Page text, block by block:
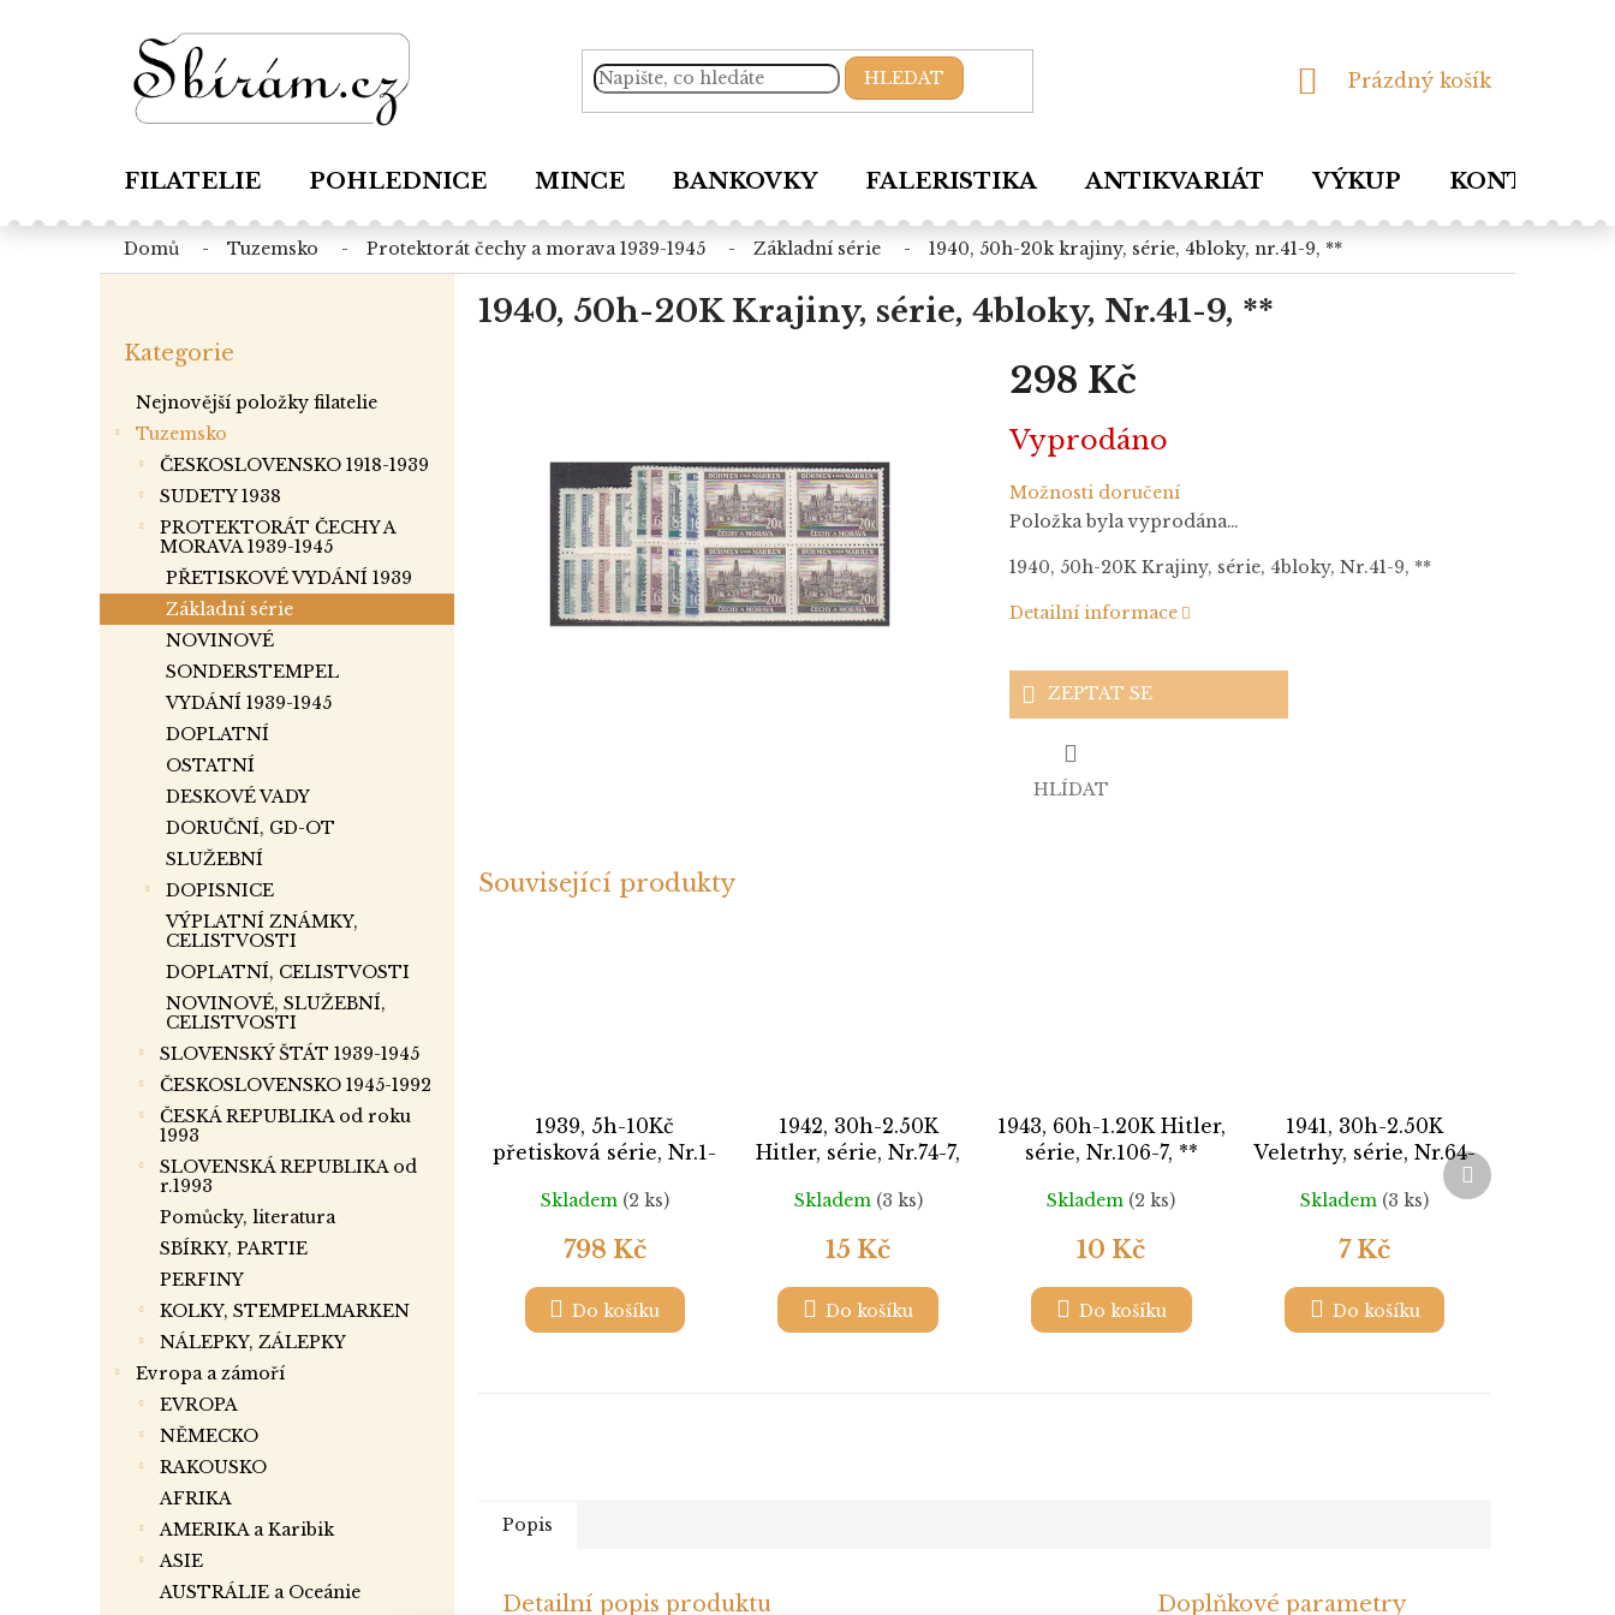
HLEDAT
NÁKUPNÍ
Prázdný košík
FILATELIE POHLEDNICE MINCE BANKOVKY FALERISTIKA ANTIKVARIÁT VÝKUP KONTAKTY
domů tuzemsko protektorát čechy a morava 1939-1945 základní série 1940, 50h-20k krajiny, série, 4bloky, nr.41-9, **
e
l
kategorie
Kategorie
Nejnovější položky filatelie
Tuzemsko
ČESKOSLOVENSKO 1918-1939
SUDETY 1938
PROTEKTORÁT ČECHY A
MORAVA 1939-1945
PŘETISKOVÉ VYDÁNÍ 1939
Základní série
NOVINOVÉ
SONDERSTEMPEL
VYDÁNÍ 1939-1945
DOPLATNÍ
OSTATNÍ
DESKOVÉ VADY
DORUČNÍ, GD-OT
SLUŽEBNÍ
DOPISNICE
VÝPLATNÍ ZNÁMKY,
CELISTVOSTI
DOPLATNÍ, CELISTVOSTI
NOVINOVÉ, SLUŽEBNÍ,
CELISTVOSTI
SLOVENSKÝ ŠTÁT 1939-1945
ČESKOSLOVENSKO 1945-1992
ČESKÁ REPUBLIKA od roku
1993
SLOVENSKÁ REPUBLIKA od
r.1993
Pomůcky, literatura
SBÍRKY, PARTIE
PERFINY
KOLKY, STEMPELMARKEN
NÁLEPKY, ZÁLEPKY
Evropa a zámoří
EVROPA
NĚMECKO
RAKOUSKO
AFRIKA
AMERIKA a Karibik
ASIE
AUSTRÁLIE a Oceánie
1940, 50h-20K Krajiny, série, 4bloky, Nr.41-9, **
298 Kč
cena:
Vyprodáno
Možnosti doručení
Položka byla vyprodána…
1940, 50h-20K Krajiny, série, 4bloky, Nr.41-9, **
Detailní informace
ZEPTAT SE
HLÍDAT
Související produkty
1939, 5h-10Kč
přetisková série, Nr.1-
ilustrační foto
Skladem (2 ks)
798 Kč
Do košíku
1942, 30h-2.50K
Hitler, série, Nr.74-7,
ilustrační foto
Skladem (3 ks)
15 Kč
Do košíku
1943, 60h-1.20K Hitler,
série, Nr.106-7, **
Skladem (2 ks)
10 Kč
Do košíku
1941, 30h-2.50K
Veletrhy, série, Nr.64-
ilustrační foto
Skladem (3 ks)
7 Kč
Do košíku
Další
produkt
Popis
Detailní popis produktu Doplňkové parametry